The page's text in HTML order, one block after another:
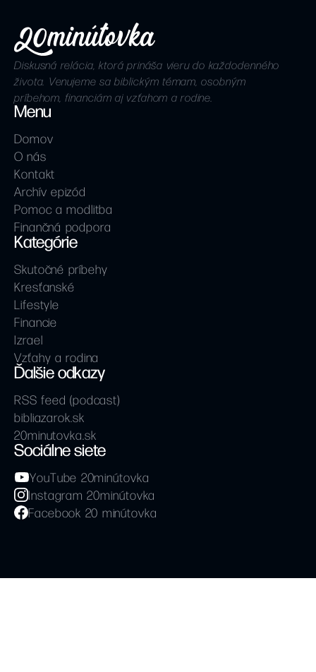
Diskusná relácia, ktorá prináša vieru do každodenného
života. Venujeme sa biblickým témam, osobným
príbehom, financiám aj vzťahom a rodine.
Menu
Domov
O nás
Kontakt
Archív epizód
Pomoc a modlitba
Finančná podpora
Kategórie
Skutočné príbehy
Kresťanské
Lifestyle
Financie
Izrael
Vzťahy a rodina
Ďalšie odkazy
RSS feed (podcast)
bibliazarok.sk
20minutovka.sk
Sociálne siete
YouTube 20minútovka
Instagram 20minútovka
Facebook 20 minútovka